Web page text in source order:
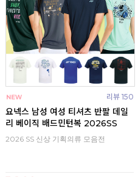
리뷰 150
요넥스 남성 여성 티셔츠 반팔 데일
리 베이직 배드민턴복 2026SS
2026 SS 신상 기획의류 모음전